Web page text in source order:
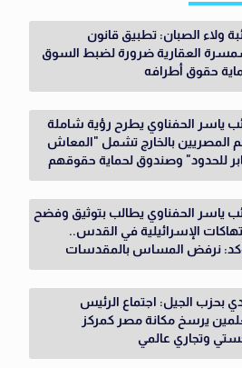
ولاء الصبان: تطبيق قانون
العقارية ضرورة لضبط السوق
حقوق أطرافه
ياسر الحفناوي يطرح رؤية شاملة
المصريين بالخارج تشمل "المعاش
للحدود" وصندوق لحماية حقوقهم
ياسر الحفناوي يطالب بتوثيق وفضح
الإسرائيلية في القدس..
نرفض المساس بالمقدسات
بحزب الجيل: اجتماع الرئيس
يرسخ مكانة مصر كمركز
وتجاري عالمي